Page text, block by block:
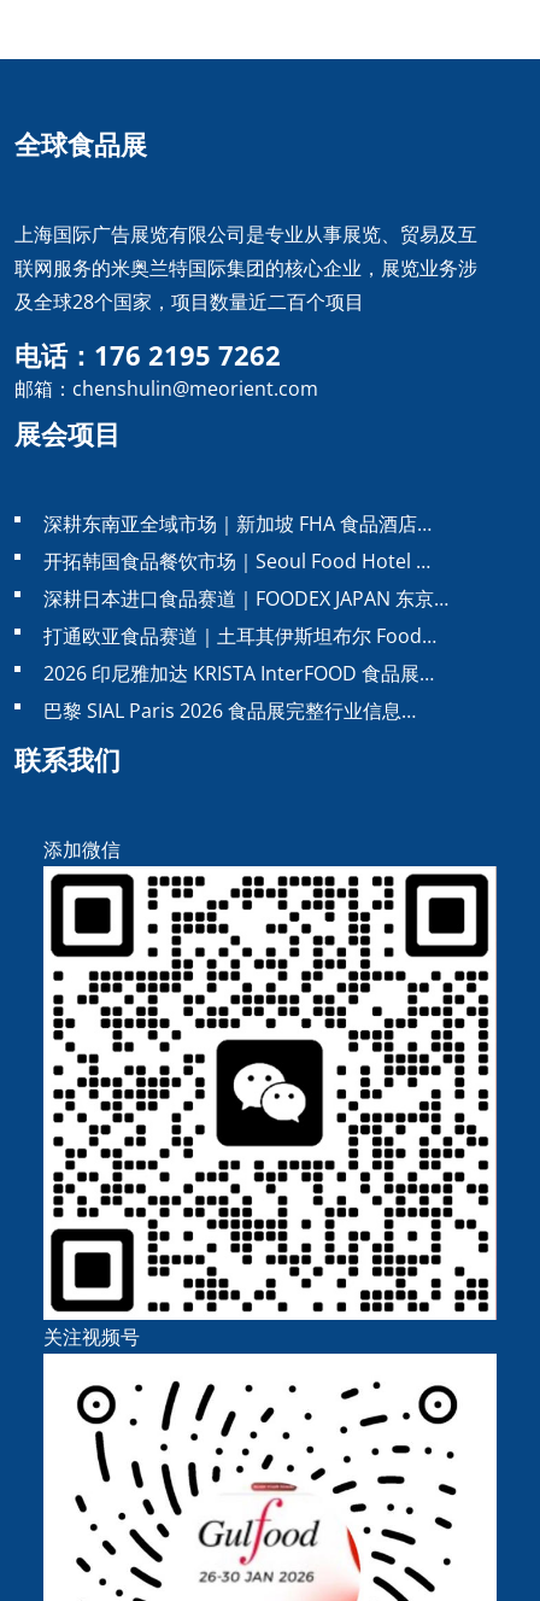
全球食品展
上海国际广告展览有限公司是专业从事展览、贸易及互
联网服务的米奥兰特国际集团的核心企业，展览业务涉
及全球28个国家，项目数量近二百个项目
电话：176 2195 7262
邮箱：chenshulin@meorient.com
展会项目
深耕东南亚全域市场｜新加坡 FHA 食品酒店…
开拓韩国食品餐饮市场｜Seoul Food Hotel …
深耕日本进口食品赛道｜FOODEX JAPAN 东京…
打通欧亚食品赛道｜土耳其伊斯坦布尔 Food…
2026 印尼雅加达 KRISTA InterFOOD 食品展…
巴黎 SIAL Paris 2026 食品展完整行业信息…
联系我们
添加微信
关注视频号